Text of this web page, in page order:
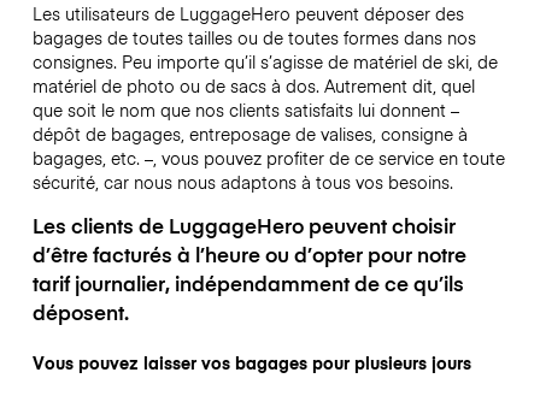
Les utilisateurs de LuggageHero peuvent déposer des
bagages de toutes tailles ou de toutes formes dans nos
consignes. Peu importe qu’il s’agisse de matériel de ski, de
matériel de photo ou de sacs à dos. Autrement dit, quel
que soit le nom que nos clients satisfaits lui donnent –
dépôt de bagages, entreposage de valises, consigne à
bagages, etc. –, vous pouvez profiter de ce service en toute
sécurité, car nous nous adaptons à tous vos besoins.
Les clients de LuggageHero peuvent choisir
d’être facturés à l’heure ou d’opter pour notre
tarif journalier, indépendamment de ce qu’ils
déposent.
Vous pouvez laisser vos bagages pour plusieurs jours